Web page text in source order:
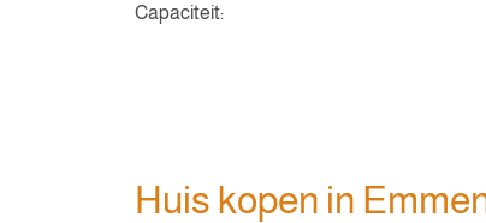
Capaciteit:
Huis kopen in